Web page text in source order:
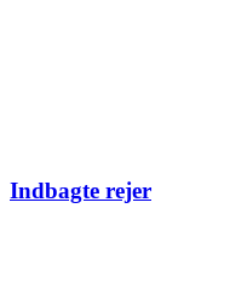
Indbagte rejer